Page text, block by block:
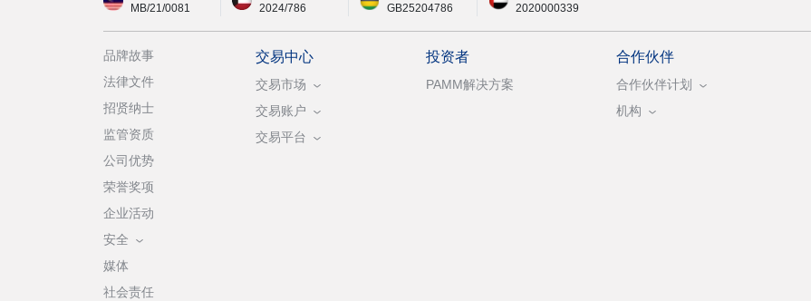
MB/21/0081
2024/786
GB25204786
2020000339
品牌故事
法律文件
招贤纳士
监管资质
公司优势
荣誉奖项
企业活动
安全
媒体
社会责任
交易中心
交易市场
交易账户
交易平台
投资者
PAMM解决方案
合作伙伴
合作伙伴计划
机构